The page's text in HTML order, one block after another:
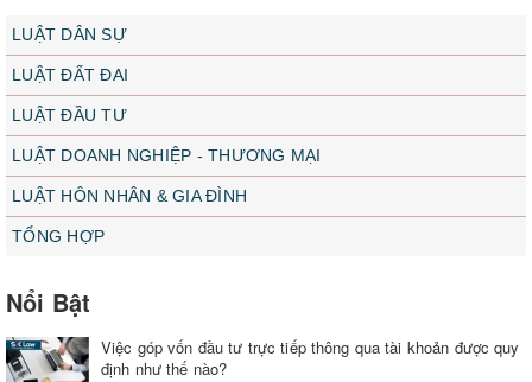
LUẬT DÂN SỰ
LUẬT ĐẤT ĐAI
LUẬT ĐẦU TƯ
LUẬT DOANH NGHIỆP - THƯƠNG MẠI
LUẬT HÔN NHÂN & GIA ĐÌNH
TỔNG HỢP
Nổi Bật
Việc góp vốn đầu tư trực tiếp thông qua tài khoản được quy
định như thế nào?